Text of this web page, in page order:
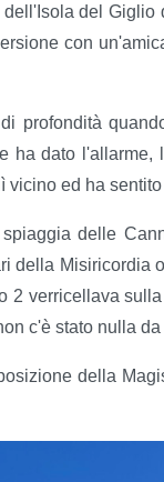
del
con
profondità
ha dato
vicino ed ha
delle
della Misiricordia
2 verricellava
c'è stato nulla da
della